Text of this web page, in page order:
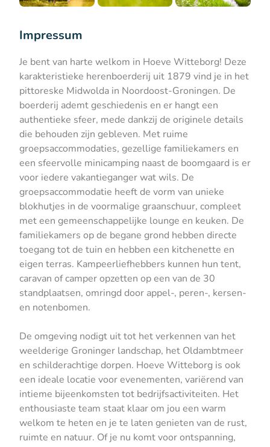
Impressum
Je bent van harte welkom in Hoeve Witteborg! Deze
karakteristieke herenboerderij uit 1879 vind je in het
pittoreske Midwolda in Noordoost-Groningen. De
boerderij ademt geschiedenis en er hangt een
authentieke sfeer, mede dankzij de originele details
die behouden zijn gebleven. Met ruime
groepsaccommodaties, gezellige familiekamers en
een sfeervolle minicamping naast de boomgaard is er
voor iedere vakantieganger wat wils. De
groepsaccommodatie heeft de vorm van unieke
blokhutjes in de voormalige graanschuur, compleet
met een gemeenschappelijke lounge en keuken. De
familiekamers op de begane grond hebben directe
toegang tot de tuin en hebben een kitchenette en
eigen terras. Kampeerliefhebbers kunnen hun tent,
caravan of camper opzetten op een van de 30
standplaatsen, omringd door appel-, peren-, kersen-
en notenbomen.
De omgeving nodigt uit tot het verkennen van het
weelderige Groninger landschap, het Oldambtmeer
en schilderachtige dorpen. Hoeve Witteborg is ook
een ideale locatie voor evenementen, variërend van
intieme bijeenkomsten tot bedrijfsactiviteiten. Het
enthousiaste team staat klaar om jou een warm
welkom te heten en je te laten genieten van de rust,
ruimte en natuur. Of je nu komt voor ontspanning,